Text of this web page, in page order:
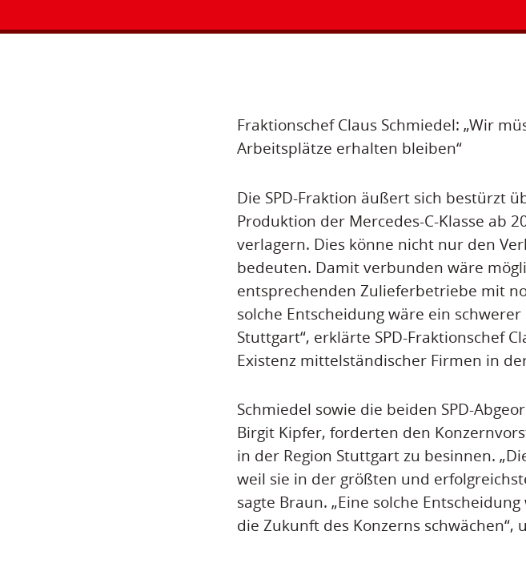
Fraktionschef Claus Schmiedel: „Wir
Arbeitsplätze erhalten bleiben“
Die SPD-Fraktion äußert sich bestürzt
Produktion der Mercedes-C-Klasse ab
verlagern. Dies könne nicht nur den
bedeuten. Damit verbunden wäre
entsprechenden Zulieferbetriebe mit
solche Entscheidung wäre ein
Stuttgart“, erklärte SPD-Fraktionschef
Existenz mittelständischer Firmen in
Schmiedel sowie die beiden SPD-
Birgit Kipfer, forderten den
in der Region Stuttgart zu besinnen.
weil sie in der größten und
sagte Braun. „Eine solche
die Zukunft des Konzerns schwächen“,